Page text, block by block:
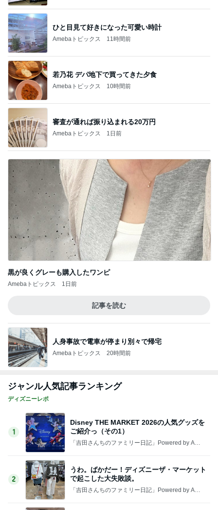
ひと目見て好きになった可愛い時計
Amebaトピックス 11時間前
若乃花 デパ地下で買ってきた夕食
Amebaトピックス 10時間前
審査が通れば振り込まれる20万円
Amebaトピックス 1日前
黒が良くグレーも購入したワンピ
Amebaトピックス 1日前
記事を読む
人身事故で電車が停まり別々で帰宅
Amebaトピックス 20時間前
ジャンル人気記事ランキング
ディズニーレポ
1
Disney THE MARKET 2026の人気グッズを
ご紹介っ（その1）
「吉田さんちのファミリー日記」Powered by Ame
2
うわ。ばかだー！ディズニーザ・マーケット
で起こした大失敗談。
「吉田さんちのファミリー日記」Powered by Ame